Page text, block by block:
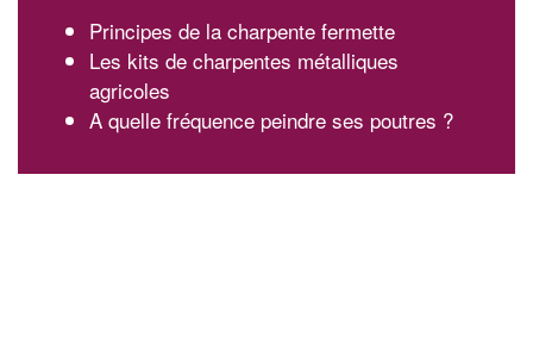
Principes de la charpente fermette
Les kits de charpentes métalliques
agricoles
A quelle fréquence peindre ses poutres ?